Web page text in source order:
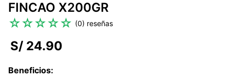
4.
kefir
5 .
glicinato magnesio
8.
stevia
FINCAO X200GR
☆☆☆☆☆ (0)
S/ 24.90
Beneficios: